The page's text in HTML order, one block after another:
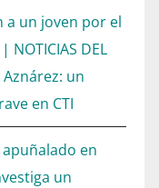
un joven por el
DEL
un
en CTI
en
un